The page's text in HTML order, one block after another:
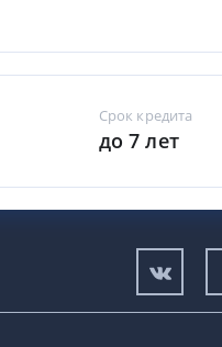
Срок кредита
до 7 лет